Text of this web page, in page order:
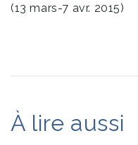
(13 mars-7 avr. 2015)
À lire aussi